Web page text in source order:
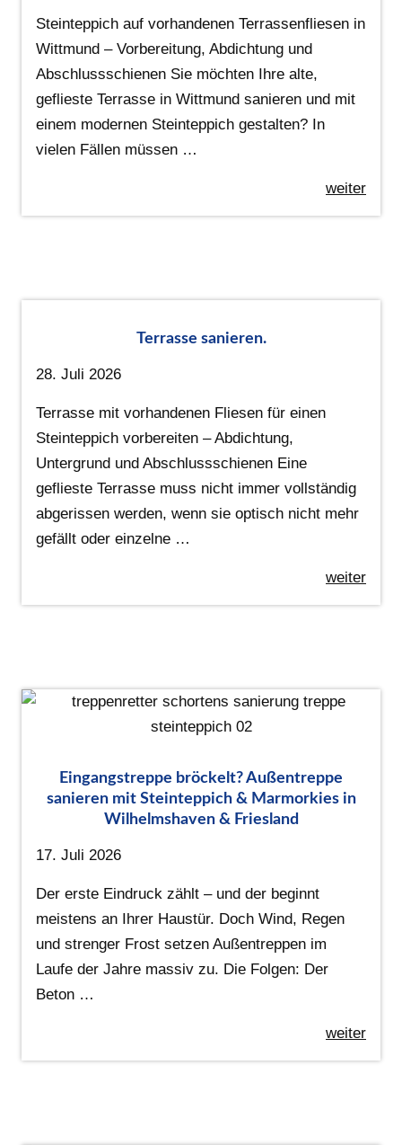
Steinteppich auf vorhandenen Terrassenfliesen in
Wittmund – Vorbereitung, Abdichtung und
Abschlussschienen Sie möchten Ihre alte,
geflieste Terrasse in Wittmund sanieren und mit
einem modernen Steinteppich gestalten? In
vielen Fällen müssen …
weiter
Terrasse sanieren.
28. Juli 2026
Terrasse mit vorhandenen Fliesen für einen
Steinteppich vorbereiten – Abdichtung,
Untergrund und Abschlussschienen Eine
geflieste Terrasse muss nicht immer vollständig
abgerissen werden, wenn sie optisch nicht mehr
gefällt oder einzelne …
weiter
Eingangstreppe bröckelt? Außentreppe
sanieren mit Steinteppich & Marmorkies in
Wilhelmshaven & Friesland
17. Juli 2026
Der erste Eindruck zählt – und der beginnt
meistens an Ihrer Haustür. Doch Wind, Regen
und strenger Frost setzen Außentreppen im
Laufe der Jahre massiv zu. Die Folgen: Der
Beton …
weiter